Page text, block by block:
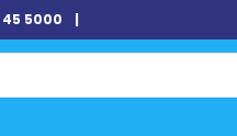
5000 |